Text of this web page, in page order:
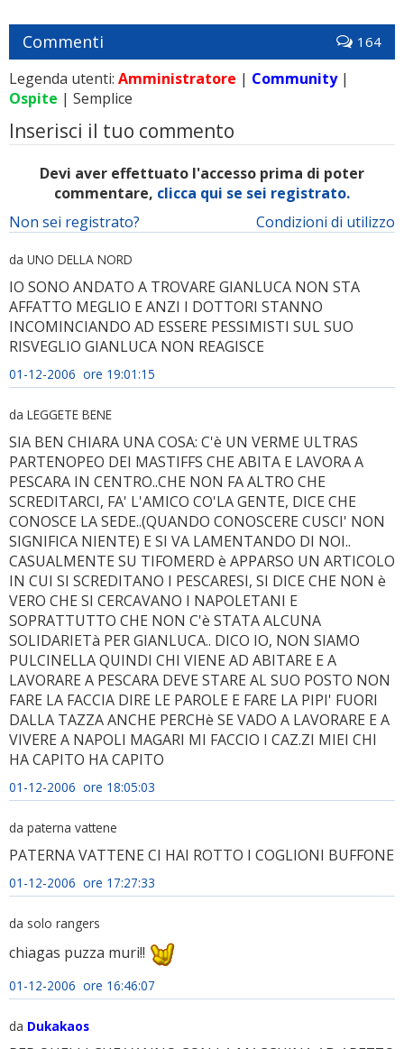
Commenti 164
Legenda utenti: Amministratore | Community|
Ospite | Semplice
Inserisci il tuo commento
Devi aver effettuato l'accesso prima di poter
commentare, clicca qui se sei registrato.
Condizioni di utilizzo
Non sei registrato?
da UNO DELLA NORD
IO SONO ANDATO A TROVARE GIANLUCA NON STA
AFFATTO MEGLIO E ANZI I DOTTORI STANNO
INCOMINCIANDO AD ESSERE PESSIMISTI SUL SUO
RISVEGLIO GIANLUCA NON REAGISCE
01-12-2006 ore 19:01:15
da LEGGETE BENE
SIA BEN CHIARA UNA COSA: C'è UN VERME ULTRAS
PARTENOPEO DEI MASTIFFS CHE ABITA E LAVORA A
PESCARA IN CENTRO..CHE NON FA ALTRO CHE
SCREDITARCI, FA' L'AMICO CO'LA GENTE, DICE CHE
CONOSCE LA SEDE..(QUANDO CONOSCERE CUSCI' NON
SIGNIFICA NIENTE) E SI VA LAMENTANDO DI NOI..
CASUALMENTE SU TIFOMERD è APPARSO UN ARTICOLO
IN CUI SI SCREDITANO I PESCARESI, SI DICE CHE NON è
VERO CHE SI CERCAVANO I NAPOLETANI E
SOPRATTUTTO CHE NON C'è STATA ALCUNA
SOLIDARIETà PER GIANLUCA.. DICO IO, NON SIAMO
PULCINELLA QUINDI CHI VIENE AD ABITARE E A
LAVORARE A PESCARA DEVE STARE AL SUO POSTO NON
FARE LA FACCIA DIRE LE PAROLE E FARE LA PIPI' FUORI
DALLA TAZZA ANCHE PERCHè SE VADO A LAVORARE E A
VIVERE A NAPOLI MAGARI MI FACCIO I CAZ.ZI MIEI CHI
HA CAPITO HA CAPITO
01-12-2006 ore 18:05:03
da paterna vattene
PATERNA VATTENE CI HAI ROTTO I COGLIONI BUFFONE
01-12-2006 ore 17:27:33
da solo rangers
chiagas puzza muri!!
01-12-2006 ore 16:46:07
da Dukakaos